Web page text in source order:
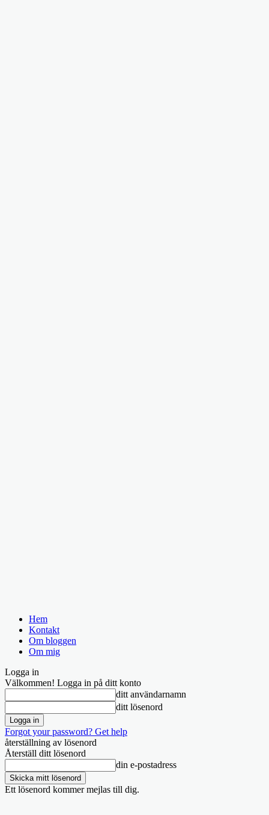
Hem
Kontakt
Om bloggen
Om mig
Logga in
Välkommen! Logga in på ditt konto
ditt användarnamn
ditt lösenord
Forgot your password? Get help
återställning av lösenord
Återställ ditt lösenord
din e-postadress
Ett lösenord kommer mejlas till dig.